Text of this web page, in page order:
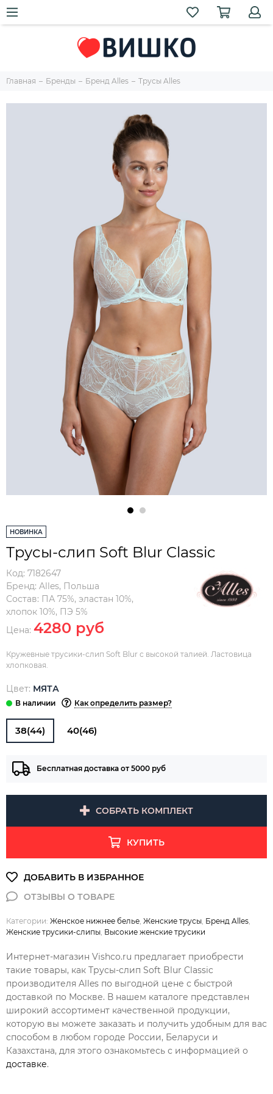
Главная Бренды Бренд Alles Трусы Alles
НОВИНКА
Трусы-слип Soft Blur Classic
Код: 7182647
Бренд: Alles, Польша
Состав: ПА 75%, эластан 10%,
хлопок 10%, ПЭ 5%
Цена: 4280 руб
Кружевные трусики-слип Soft Blur с высокой талией. Ластовица
хлопковая.
Цвет: МЯТА
Как определить размер?
38(44) 40(46)
Бесплатная доставка от 5000 руб
СОБРАТЬ КОМПЛЕКТ
КУПИТЬ
Категории: Женское нижнее белье Женские трусы Бренд Alles
Женские трусики-слипы Высокие женские трусики
Интернет-магазин Vishco.ru предлагает приобрести
такие товары, как Трусы-слип Soft Blur Classic
производителя Alles по выгодной цене с быстрой
доставкой по Москве. В нашем каталоге представлен
широкий ассортимент качественной продукции,
которую вы можете заказать и получить удобным для вас
способом в любом городе России, Беларуси и
Казахстана, для этого ознакомьтесь с информацией о
доставке.